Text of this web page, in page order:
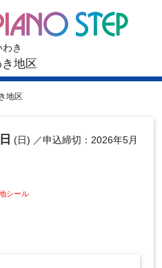
わき
地区
地区
(日) ／申込締切：2026年5月
シール